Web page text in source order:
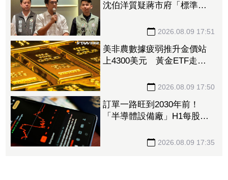
沈伯洋質疑蔣市府「標準不
2026.08.09 17:51
美非農數據疲弱推升金價站
上4300美元 黃金ETF走強
2026.08.09 17:50
訂單一路旺到2030年前！
「半導體設備廠」H1每股賺
賺逾一個股本 2026.08.09 17:35